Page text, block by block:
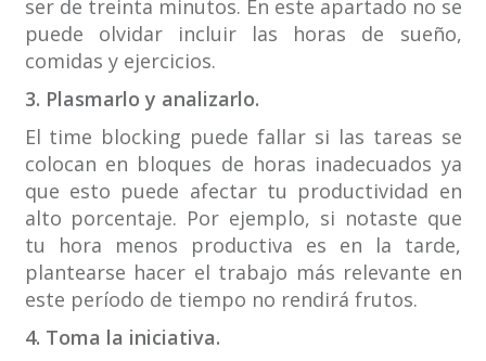
ser de treinta minutos. En este apartado no se
puede olvidar incluir las horas de sueño,
comidas y ejercicios.
3. Plasmarlo y analizarlo.
El time blocking puede fallar si las tareas se
colocan en bloques de horas inadecuados ya
que esto puede afectar tu productividad en
alto porcentaje. Por ejemplo, si notaste que
tu hora menos productiva es en la tarde,
plantearse hacer el trabajo más relevante en
este período de tiempo no rendirá frutos.
4. Toma la iniciativa.